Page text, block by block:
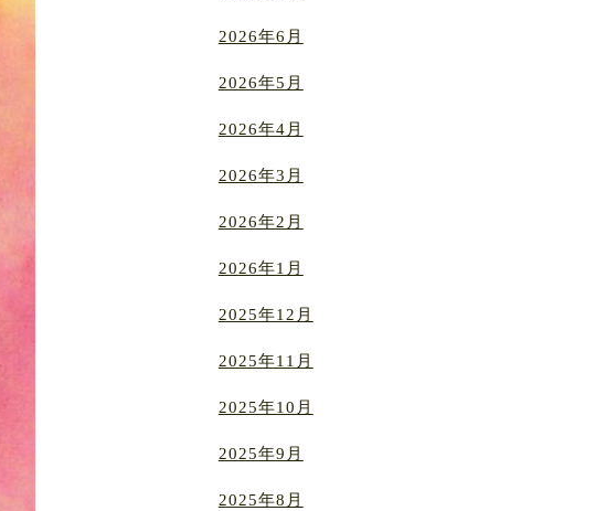
2026年6月
2026年5月
2026年4月
2026年3月
2026年2月
2026年1月
2025年12月
2025年11月
2025年10月
2025年9月
2025年8月